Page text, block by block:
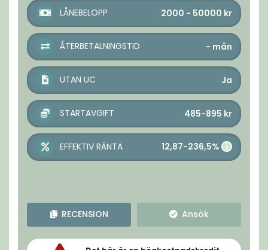
LÅNEBELOPP 2000 - 50000 kr
ÅTERBETALNINGSTID - mån
UTAN UC Ja
STARTAVGIFT 485-895 kr
EFFEKTIV RÄNTA 12,87-236,5% i
RECENSION Ansök